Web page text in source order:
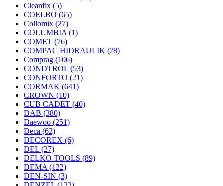
Cleanfix (5)
COELBO (65)
Collomix (27)
COLUMBIA (1)
COMET (76)
COMPAC HIDRAULIK (28)
Comprag (106)
CONDTROL (53)
CONFORTO (21)
CORMAK (641)
CROWN (10)
CUB CADET (40)
DAB (380)
Daewoo (251)
Deca (62)
DECOREX (6)
DEL (27)
DELKO TOOLS (89)
DEMA (122)
DEN-SIN (3)